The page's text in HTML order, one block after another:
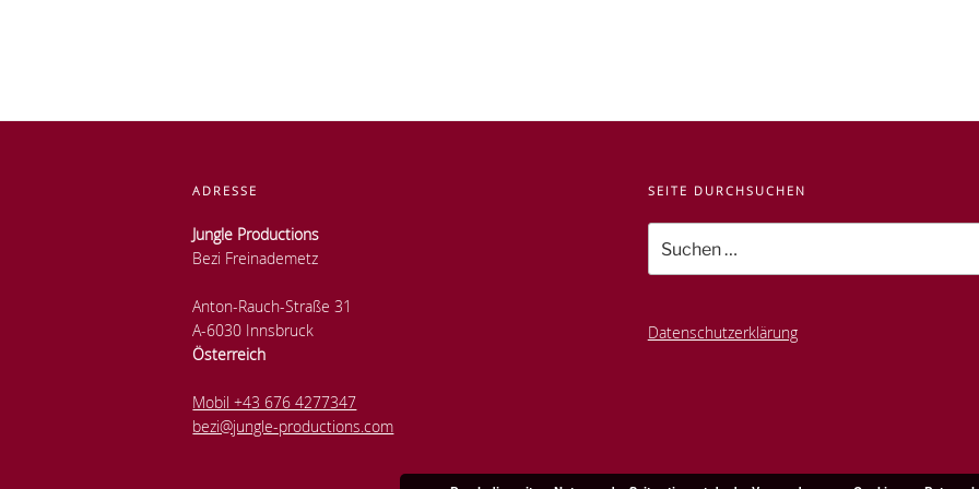
ADRESSE
Jungle Productions
Bezi Freinademetz
Anton-Rauch-Straße 31
A-6030 Innsbruck
Österreich
Mobil +43 676 4277347
bezi@jungle-productions.com
SEITE DURCHSUCHEN
nach:
Datenschutzerklärung